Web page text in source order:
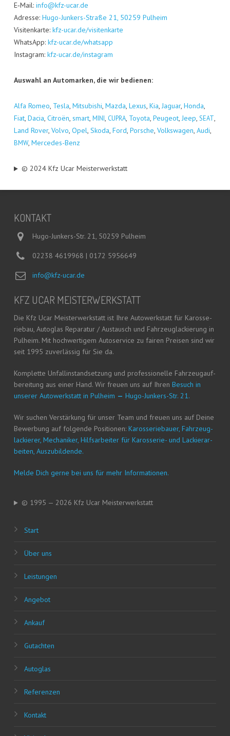
E‑Mail: info@kfz-ucar.de
Adres­se: Hugo-Jun­kers-Stra­ße 21, 50259 Pul­heim
Visi­ten­kar­te: kfz-ucar.de/visitenkarte
Whats­App: kfz-ucar.de/whatsapp
Insta­gram: kfz-ucar.de/instagram
Aus­wahl an Auto­mar­ken, die wir bedienen:
Alfa Romeo, Tes­la, Mitsu­bi­shi, Maz­da, Lexus, Kia, Jagu­ar, Hon­da,
Fiat, Dacia, Citro­ën, smart, MINI, CUPRA, Toyo­ta, Peu­geot, Jeep, SEAT,
Land Rover, Vol­vo, Opel, Sko­da, Ford, Por­sche, Volks­wa­gen, Audi,
BMW, Mer­ce­des-Benz
© 2024 Kfz Ucar Meisterwerkstatt
KON­TAKT
Hugo-Junkers-Str. 21, 50259 Pulheim
02238 4619968 | 0172 5956649
info@kfz-ucar.de
KFZ UCAR MEISTERWERKSTATT
Die Kfz Ucar Meis­ter­werk­statt ist Ihre Auto­werk­statt für Karos­se­
rie­bau, Auto­glas Repa­ra­tur / Aus­tausch und Fahr­zeug­la­ckie­rung in
Pul­heim. Mit hoch­wer­ti­gem Auto­ser­vice zu fai­ren Prei­sen sind wir
seit 1995 zuver­läs­sig für Sie da.
Kom­plet­te Unfall­in­stand­set­zung und pro­fes­sio­nel­le Fahr­zeug­auf­
be­rei­tung aus einer Hand. Wir freu­en uns auf Ihren Besuch in
unse­rer Auto­werk­statt in Pul­heim — Hugo-Jun­kers-Str. 21.
Wir suchen Ver­stär­kung für unser Team und freu­en uns auf Dei­ne
Bewer­bung auf fol­gen­de Posi­tio­nen: Karos­se­rie­bau­er, Fahr­zeug­
la­ckie­rer, Mecha­ni­ker, Hilfs­ar­bei­ter für Karos­se­rie- und Lackier­ar­
bei­ten, Auszubildende.
Mel­de Dich ger­ne bei uns für mehr Informationen.
© 1995 — 2026 Kfz Ucar Meisterwerkstatt
Start
Über uns
Leis­tun­gen
Ange­bot
Ankauf
Gut­ach­ten
Auto­glas
Refe­ren­zen
Kon­takt